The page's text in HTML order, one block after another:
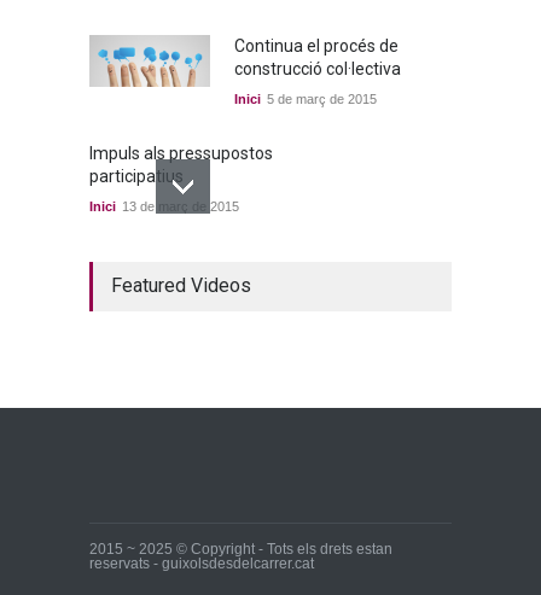
Continua el procés de
construcció col·lectiva
Inici 5 de març de 2015
Impuls als pressupostos
participatius
Inici 13 de març de 2015
bandes
Featured Videos
2015 ~ 2025 © Copyright - Tots els drets estan
reservats - guixolsdesdelcarrer.cat